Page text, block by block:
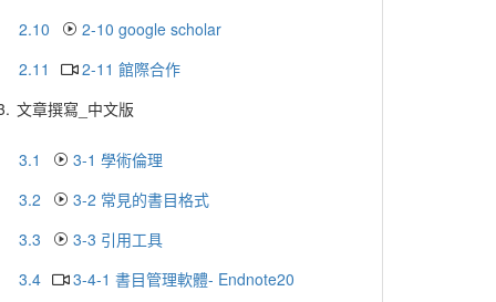
2.10
2-10 google scholar
2.11
2-11 館際合作
文章撰寫_中文版
3.1
3-1 學術倫理
3.2
3-2 常見的書目格式
3.3
3-3 引用工具
3.4
3-4-1 書目管理軟體- Endnote20